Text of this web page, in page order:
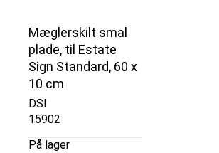
Mæglerskilt smal
plade, til Estate
Sign Standard, 60 x
10 cm
DSI
15902
På lager